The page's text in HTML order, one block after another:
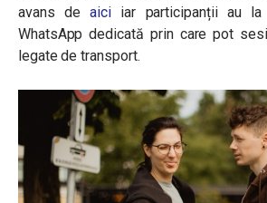
avans deaiciiar participanții au
WhatsApp dedicată prin care pot
legate de transport.